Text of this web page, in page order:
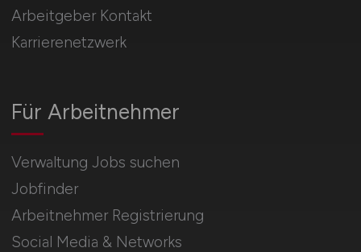
Für Arbeitnehmer
Verwaltung Jobs suchen
Jobfinder
Arbeitnehmer Registrierung
Social Media & Networks
Arbeitgeber Kontakt
Karrierenetzwerk